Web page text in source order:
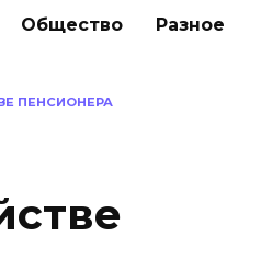
Общество Разное
ПЕНСИОНЕРА